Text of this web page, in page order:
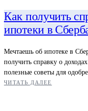
Как получить
ипотеки в
Мечтаешь об ипотеке в
получить справку о
полезные советы для
ЧИТАТЬ ДАЛЕЕ